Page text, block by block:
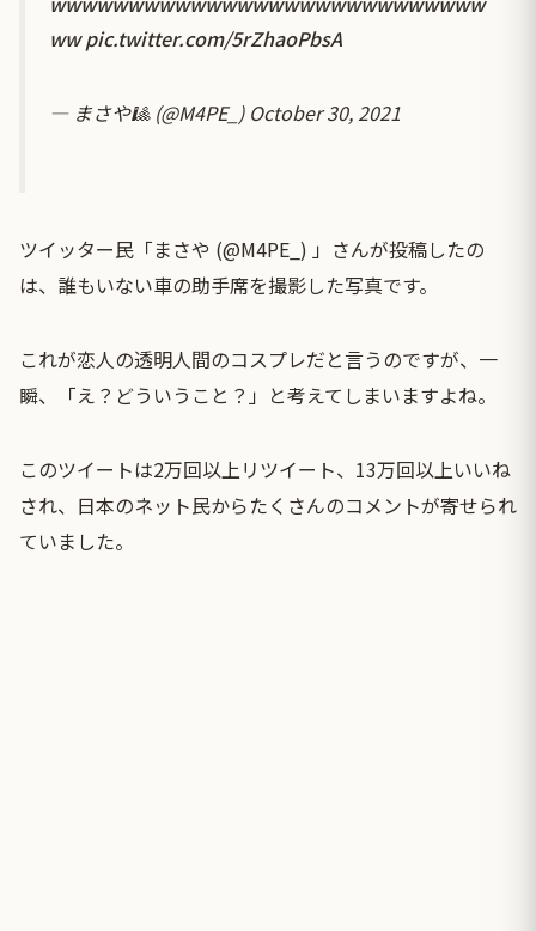
wwpic.twitter.com/5rZhaoPbsA
— まさや🎱 (@M4PE_) October 30, 2021
ツイッター民「まさや (@M4PE_) 」さんが投稿したの
は、誰もいない車の助手席を撮影した写真です。
これが恋人の透明人間のコスプレだと言うのですが、一
瞬、「え？どういうこと？」と考えてしまいますよね。
このツイートは2万回以上リツイート、13万回以上いいね
され、日本のネット民からたくさんのコメントが寄せられ
ていました。